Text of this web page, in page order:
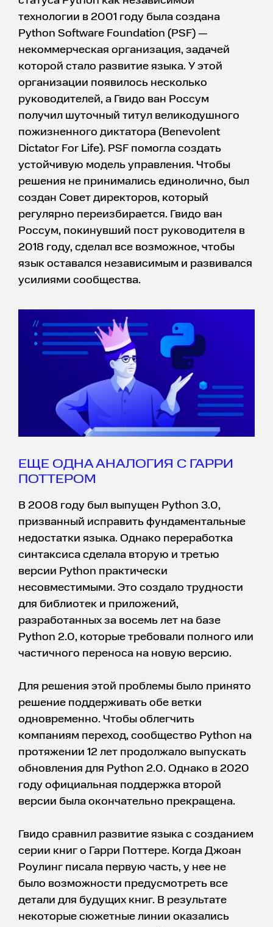
технологии в 2001 году была создана
Python Software Foundation (PSF) —
некоммерческая организация, задачей
которой стало развитие языка. У этой
организации появилось несколько
руководителей, а Гвидо ван Россум
получил шуточный титул великодушного
пожизненного диктатора (Benevolent
Dictator For Life). PSF помогла создать
устойчивую модель управления. Чтобы
решения не принимались единолично, был
создан Совет директоров, который
регулярно переизбирается. Гвидо ван
Россум, покинувший пост руководителя в
2018 году, сделал все возможное, чтобы
язык оставался независимым и развивался
усилиями сообщества.
ЕЩЕ ОДНА АНАЛОГИЯ С ГАРРИ
ПОТТЕРОМ
В 2008 году был выпущен Python 3.0,
призванный исправить фундаментальные
недостатки языка. Однако переработка
синтаксиса сделала вторую и третью
версии Python практически
несовместимыми. Это создало трудности
для библиотек и приложений,
разработанных за восемь лет на базе
Python 2.0, которые требовали полного или
частичного переноса на новую версию.
Для решения этой проблемы было принято
решение поддерживать обе ветки
одновременно. Чтобы облегчить
компаниям переход, сообщество Python на
протяжении 12 лет продолжало выпускать
обновления для Python 2.0. Однако в 2020
году официальная поддержка второй
версии была окончательно прекращена.
Гвидо сравнил развитие языка с созданием
серии книг о Гарри Поттере. Когда Джоан
Роулинг писала первую часть, у нее не
было возможности предусмотреть все
детали для будущих книг. В результате
некоторые сюжетные линии оказались